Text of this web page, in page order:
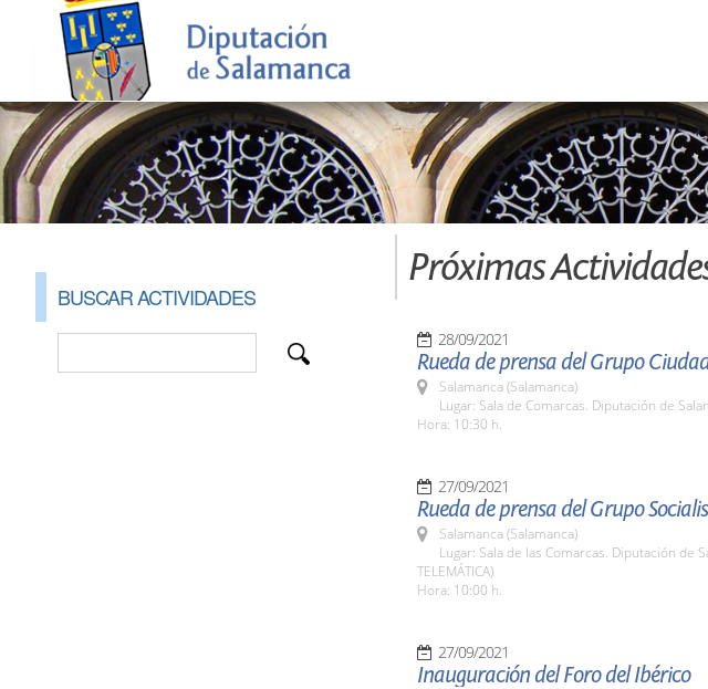
BUSCAR ACTIVIDADES
Próximas
28/09/2021
Rueda de prensa del Grupo
Salamanca (Salamanca)
Lugar: Sala de Comarcas. Diputación de
Hora: 10:30 h.
27/09/2021
Rueda de prensa del Grupo
Salamanca (Salamanca)
Lugar: Sala de las Comarcas. Diputación de
TELEMÁTICA)
Hora: 10:00 h.
27/09/2021
Inauguración del Foro del Ibérico